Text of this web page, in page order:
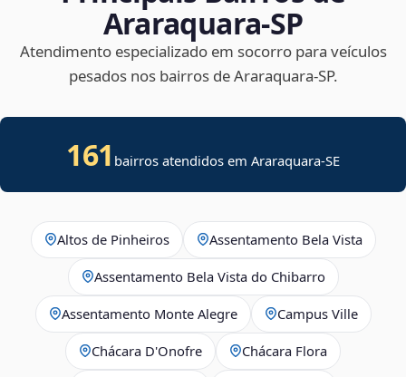
Araraquara‑SP
Atendimento especializado em socorro para veículos
pesados nos bairros de Araraquara‑SP.
161 bairros atendidos em Araraquara-SE
Altos de Pinheiros Assentamento Bela Vista
Assentamento Bela Vista do Chibarro
Assentamento Monte Alegre Campus Ville
Chácara D'Onofre Chácara Flora